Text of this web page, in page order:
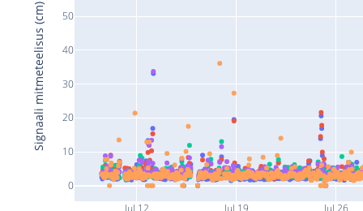
Jul 12 Jul 19 Jul 26
0
10
20
30
40
50
Signaali mitmeteelisus (cm)